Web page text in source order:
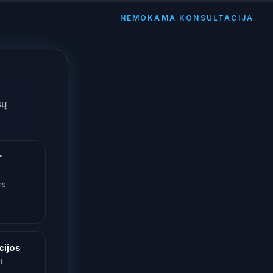
NEMOKAMA KONSULTACIJA